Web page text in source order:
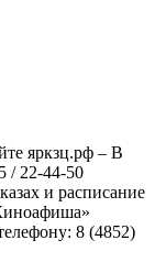
яркзц.рф – В
/ 22-44-50
и расписание
8 (4852)